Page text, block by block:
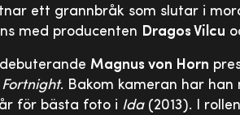
ett grannbråk som slutar i
med producenten Dragos Vilcu
Magnus von Horn
Fortnight. Bakom kameran har han
för bästa foto i Ida(2013). I